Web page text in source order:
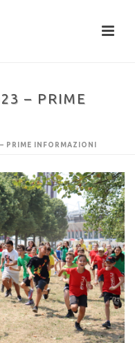
– PRIME
PRIME INFORMAZIONI